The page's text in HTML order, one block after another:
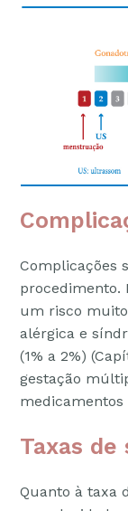
Complicações
procedimento.
um risco muito
alérgica e
(1% a 2%)
gestação
medicamentos
Taxas de
Quanto à taxa